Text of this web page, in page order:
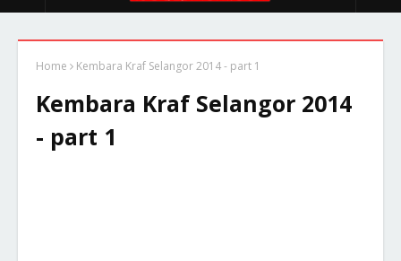
Home Kembara Kraf Selangor 2014 - part 1
Kembara Kraf Selangor 2014
- part 1